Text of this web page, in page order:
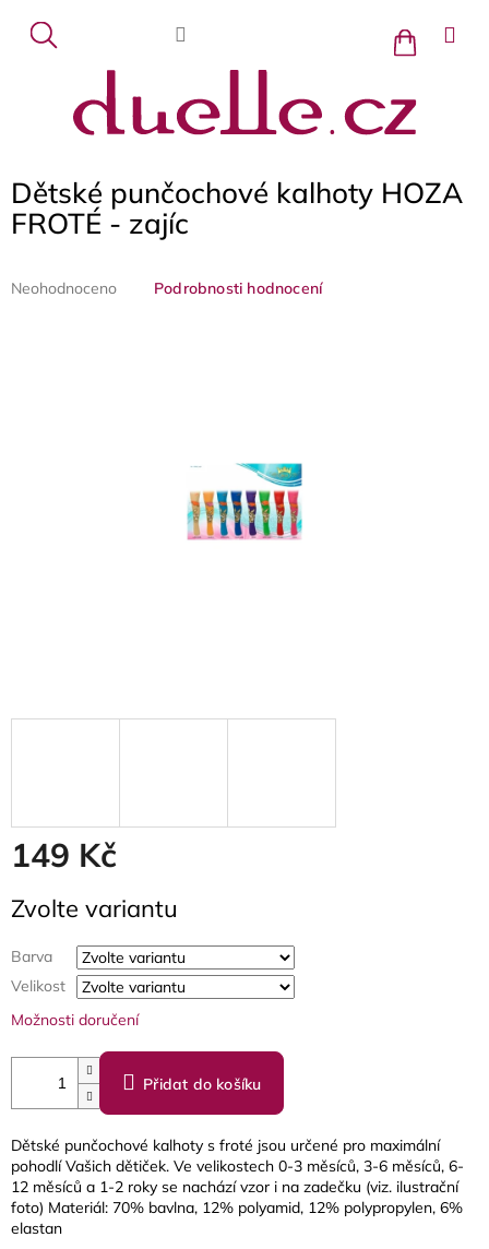
obsah
Nákupní
košík
Dětské punčochové kalhoty HOZA
FROTÉ - zajíc
Průměrné
Neohodnoceno Podrobnosti hodnocení
149 Kč
cena:
Zvolte variantu
Barva
Velikost
Možnosti doručení
Přidat do košíku
Dětské punčochové kalhoty s froté jsou určené pro maximální
pohodlí Vašich dětiček. Ve velikostech 0-3 měsíců, 3-6 měsíců, 6-
12 měsíců a 1-2 roky se nachází vzor i na zadečku (viz. ilustrační
foto) Materiál: 70% bavlna, 12% polyamid, 12% polypropylen, 6%
elastan